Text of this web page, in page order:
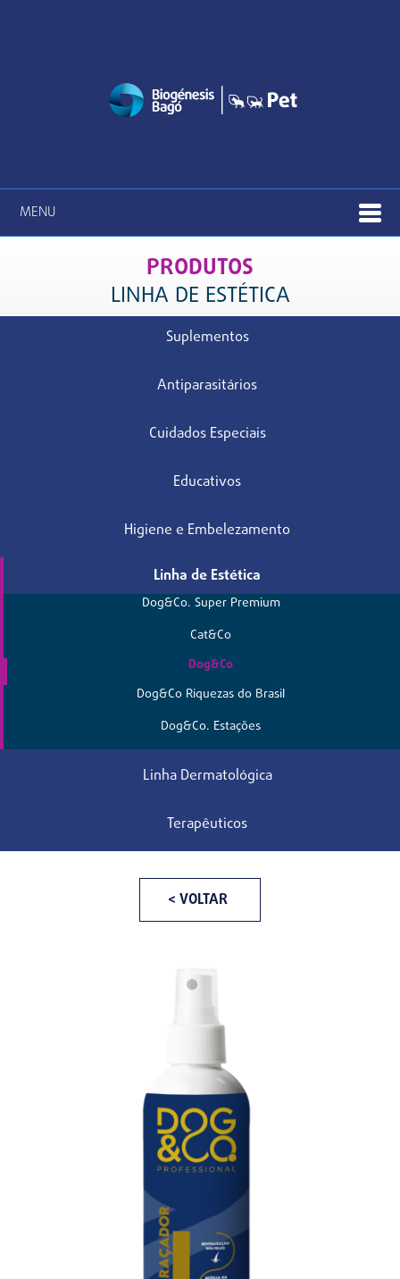
MENU
PRODUTOS
LINHA DE ESTÉTICA
Suplementos
Antiparasitários
Cuidados Especiais
Educativos
Higiene e Embelezamento
Linha de Estética
Dog&Co. Super Premium
Cat&Co
Dog&Co
Dog&Co Riquezas do Brasil
Dog&Co. Estações
Linha Dermatológica
Terapêuticos
< VOLTAR